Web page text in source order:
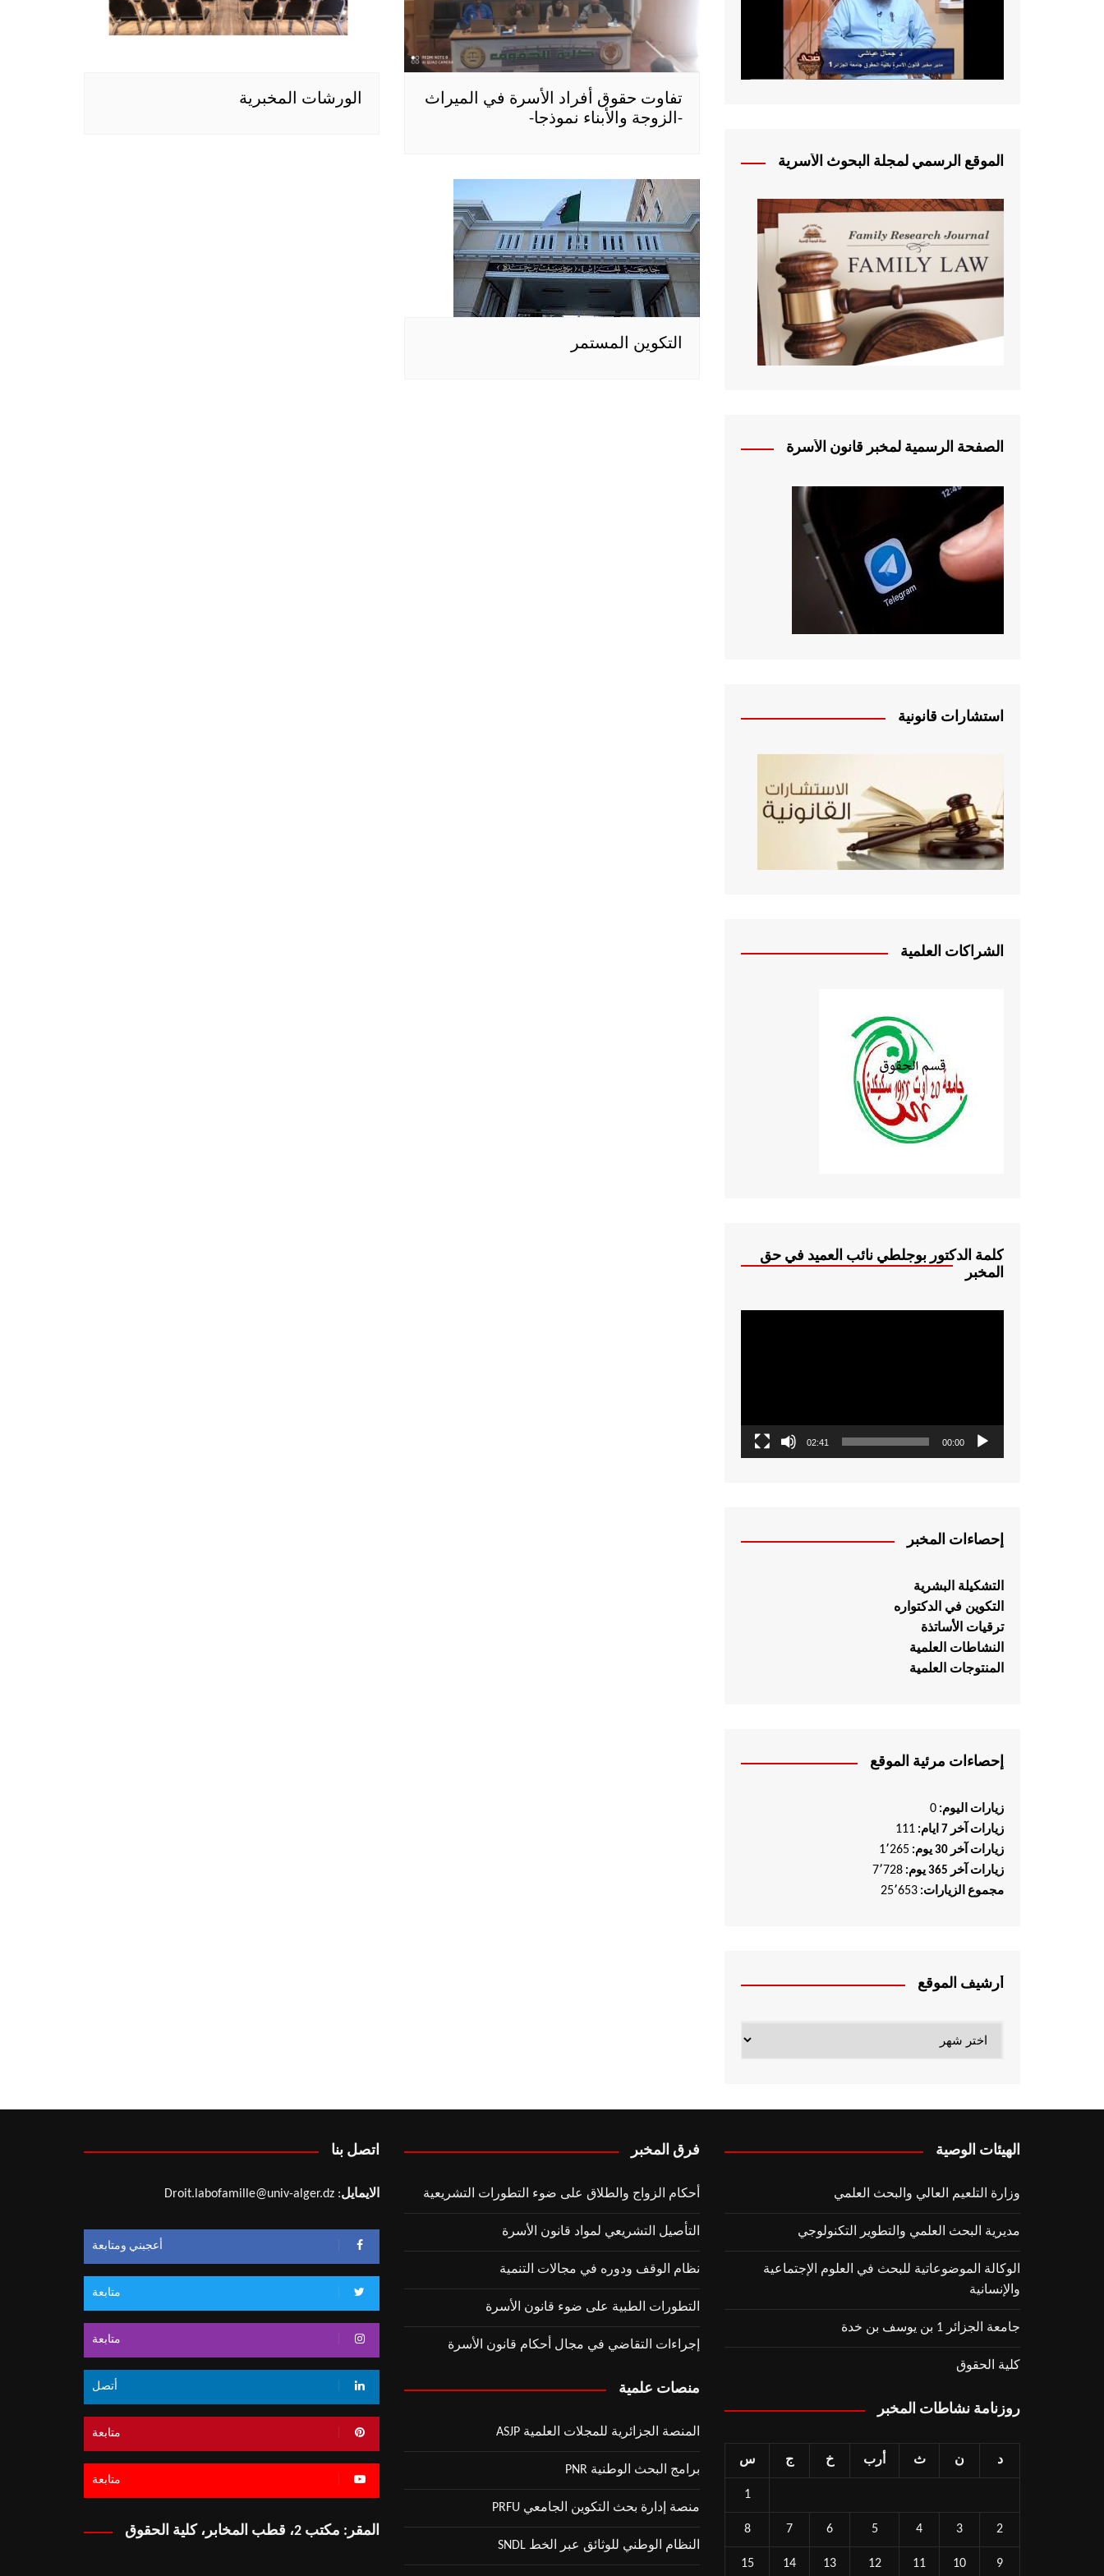
تفاوت حقوق أفراد الأسرة في الميراث
-الزوجة والأبناء نموذجا-
الورشات المخبرية
التكوين المستمر
الموقع الرسمي لمجلة البحوث الأسرية
الصفحة الرسمية لمخبر قانون الأسرة
استشارات قانونية
الشراكات العلمية
كلمة الدكتور بوجلطي نائب العميد في حق
المخبر
00:00
02:41
إحصاءات المخبر
التشكيلة البشرية
التكوين في الدكتواره
ترقيات الأساتذة
النشاطات العلمية
المنتوجات العلمية
إحصاءات مرئية الموقع
زيارات اليوم: 0
زيارات آخر 7 ايام: 111
زيارات آخر 30 يوم: 1٬265
زيارات آخر 365 يوم: 7٬728
مجموع الزيارات: 25٬653
أرشيف الموقع
الهيئات الوصية
وزارة التلعيم العالي والبحث العلمي
مديرية البحث العلمي والتطوير التكنولوجي
الوكالة الموضوعاتية للبحث في العلوم الإجتماعية
والإنسانية
جامعة الجزائر 1 بن يوسف بن خدة
كلية الحقوق
روزنامة نشاطات المخبر
د ن ث أرب خ ج س
1
2
3
4
5
6
7
8
9
10
11
12
13
14
15
فرق المخبر
أحكام الزواج والطلاق على ضوء التطورات التشريعية
التأصيل التشريعي لمواد قانون الأسرة
نظام الوقف ودوره في مجالات التنمية
التطورات الطبية على ضوء قانون الأسرة
إجراءات التقاضي في مجال أحكام قانون الأسرة
منصات علمية
المنصة الجزائرية للمجلات العلمية ASJP
برامج البحث الوطنية PNR
منصة إدارة بحث التكوين الجامعي PRFU
النظام الوطني للوثائق عبر الخط SNDL
اتصل بنا
الايمايل: Droit.labofamille@univ-alger.dz
أعجبني ومتابعة
متابعة
متابعة
أتصل
متابعة
متابعة
المقر: مكتب 2، قطب المخابر، كلية الحقوق